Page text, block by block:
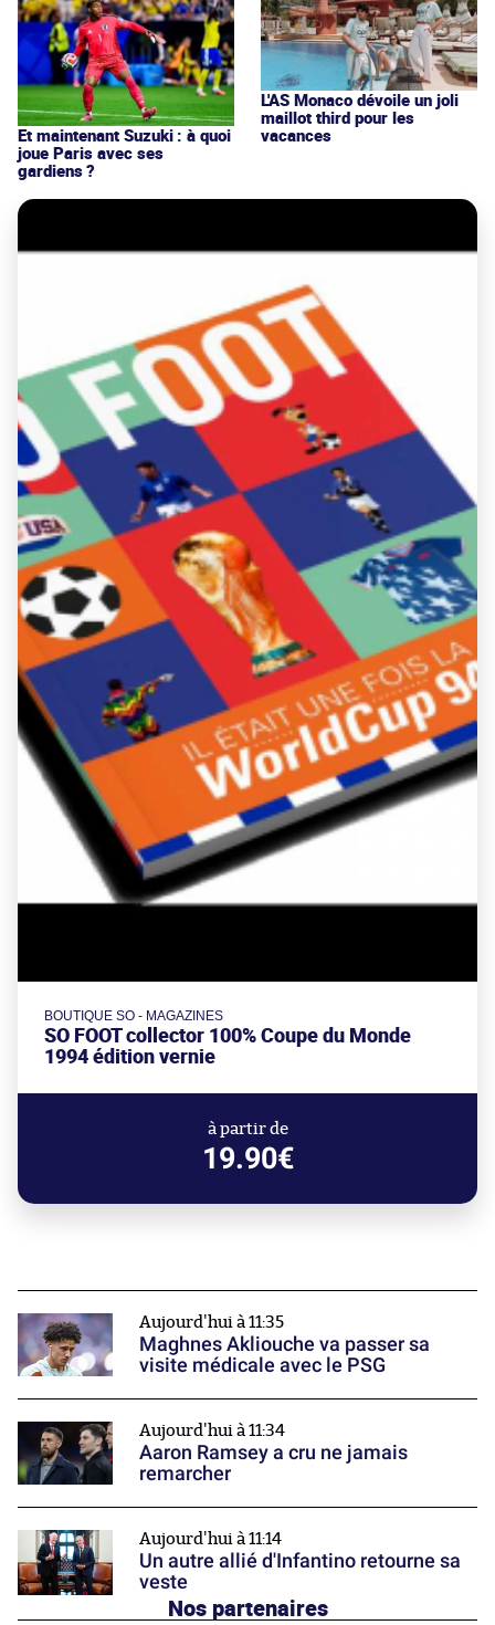
Et maintenant Suzuki : à quoi
joue Paris avec ses
gardiens ?
L'AS Monaco dévoile un joli
maillot third pour les
vacances
BOUTIQUE SO - MAGAZINES
SO FOOT collector 100% Coupe du Monde
1994 édition vernie
à partir de
19.90€
Aujourd'hui à 11:35
Maghnes Akliouche va passer sa
visite médicale avec le PSG
Aujourd'hui à 11:34
Aaron Ramsey a cru ne jamais
remarcher
Aujourd'hui à 11:14
Un autre allié d'Infantino retourne sa
veste
Nos partenaires